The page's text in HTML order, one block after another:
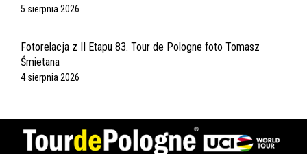
5 sierpnia 2026
Fotorelacja z II Etapu 83. Tour de Pologne foto Tomasz
Śmietana
4 sierpnia 2026